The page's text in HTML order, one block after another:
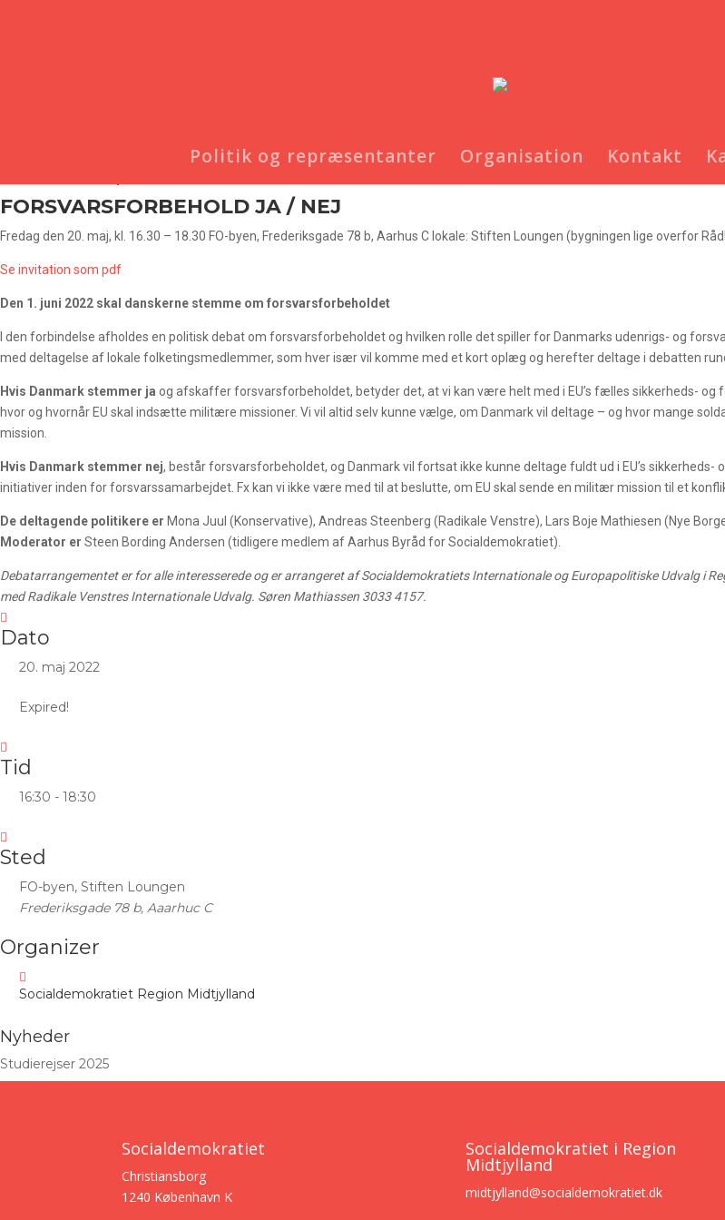
Politik og repræsentanter Organisation Kontakt
Debatmøde om Forsvarsforbeholdet
FORSVARSFORBEHOLD JA / NEJ
Fredag den 20. maj, kl. 16.30 – 18.30 FO-byen, Frederiksgade 78 b, Aarhus C lokale: Stiften Loungen (bygningen lige overfor
Se invitation som pdf
Den 1. juni 2022 skal danskerne stemme om forsvarsforbeholdet
I den forbindelse afholdes en politisk debat om forsvarsforbeholdet og hvilken rolle det spiller for Danmarks udenrigs- og
med deltagelse af lokale folketingsmedlemmer, som hver især vil komme med et kort oplæg og herefter deltage i debatten
Hvis Danmark stemmer ja og afskaffer forsvarsforbeholdet, betyder det, at vi kan være helt med i EU’s fælles sikkerheds-
hvor og hvornår EU skal indsætte militære missioner. Vi vil altid selv kunne vælge, om Danmark vil deltage – og hvor mange
mission.
Hvis Danmark stemmer nej, består forsvarsforbeholdet, og Danmark vil fortsat ikke kunne deltage fuldt ud i EU’s
initiativer inden for forsvarssamarbejdet. Fx kan vi ikke være med til at beslutte, om EU skal sende en militær mission til et
De deltagende politikere er Mona Juul (Konservative), Andreas Steenberg (Radikale Venstre), Lars Boje Mathiesen (Nye
Moderator er Steen Bording Andersen (tidligere medlem af Aarhus Byråd for Socialdemokratiet).
Debatarrangementet er for alle interesserede og er arrangeret af Socialdemokratiets Internationale og Europapolitiske Udvalg i
med Radikale Venstres Internationale Udvalg. Søren Mathiassen 3033 4157.
Dato
20. maj 2022
Expired!
Tid
16:30 - 18:30
Sted
FO-byen, Stiften Loungen
Frederiksgade 78 b, Aaarhuc C
Organizer
Socialdemokratiet Region Midtjylland
Nyheder
Studierejser 2025
Socialdemokratiet
Christiansborg
1240 København K
Socialdemokratiet i Region
Midtjylland
midtjylland@socialdemokratiet.dk